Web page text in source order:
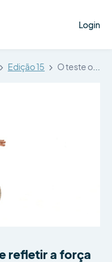
Login
Edição 15
refletir a força